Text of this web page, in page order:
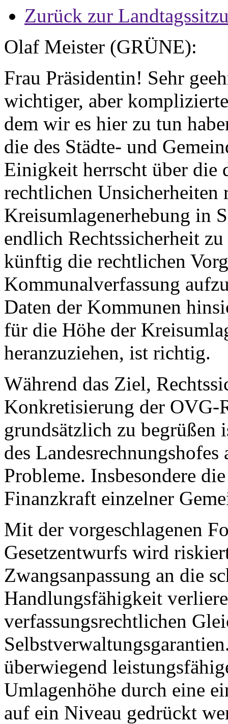
Zurück zur
Olaf Meister (GRÜNE):
Frau Präsidentin! Sehr
wichtiger, aber
dem wir es hier zu tun
die des Städte- und
Einigkeit herrscht über die
rechtlichen Unsicherheiten
Kreisumlagenerhebung in
endlich Rechtssicherheit
künftig die rechtlichen
Kommunalverfassung
Daten der Kommunen
für die Höhe der
heranzuziehen, ist richtig.
Während das Ziel,
Konkretisierung der OVG-
grundsätzlich zu begrüßen
des
Probleme. Insbesondere
Finanzkraft einzelner
Mit der vorgeschlagenen
Gesetzentwurfs wird
Zwangsanpassung an die
Handlungsfähigkeit
verfassungsrechtlichen
überwiegend
Umlagenhöhe durch eine
auf ein Niveau gedrückt